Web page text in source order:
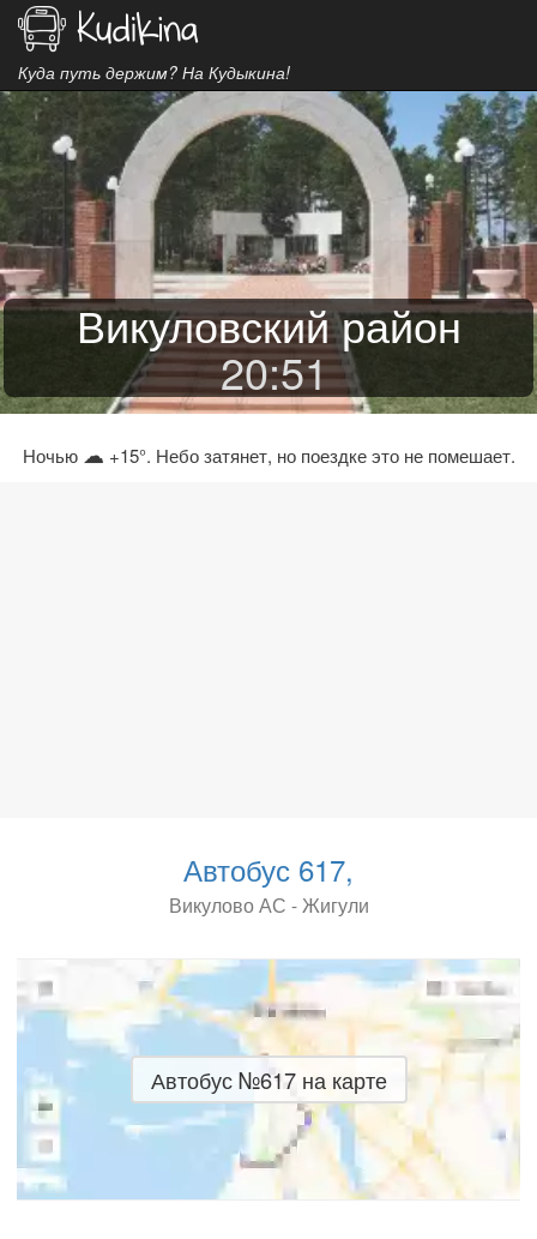
Куда путь держим? На Кудыкина!
Викуловский район
20:51
Ночью ☁ +15°. Небо затянет, но поездке это не помешает.
Автобус 617,
Викулово АС - Жигули
Автобус №617 на карте